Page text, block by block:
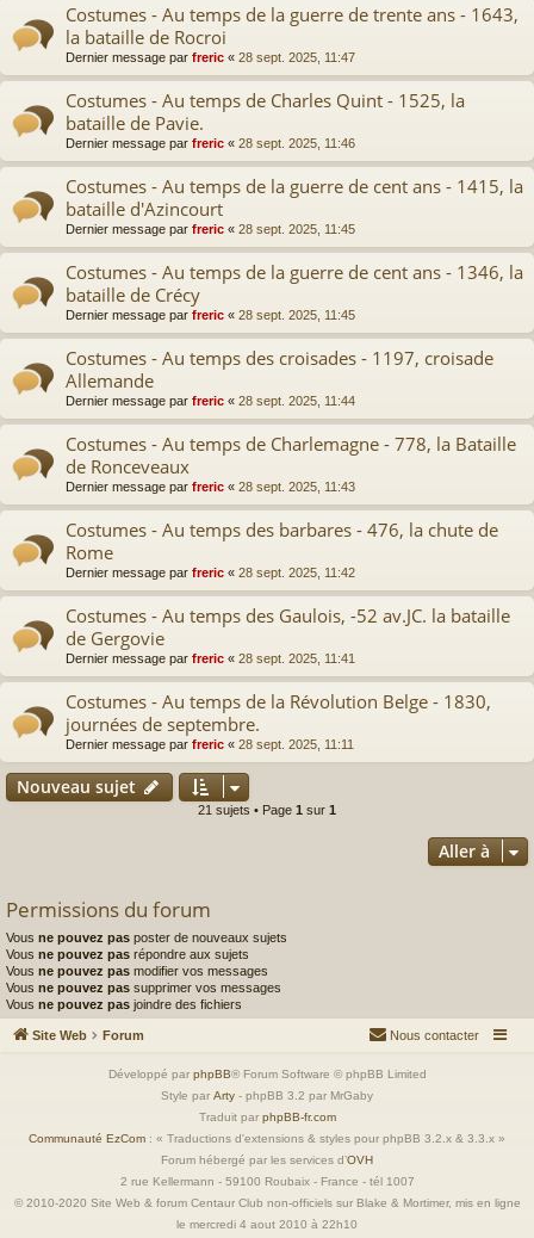
Costumes - Au temps de la guerre de trente ans - 1643,
la bataille de Rocroi
Dernier message par freric « 28 sept. 2025, 11:47
Costumes - Au temps de Charles Quint - 1525, la
bataille de Pavie.
Dernier message par freric « 28 sept. 2025, 11:46
Costumes - Au temps de la guerre de cent ans - 1415, la
bataille d'Azincourt
Dernier message par freric « 28 sept. 2025, 11:45
Costumes - Au temps de la guerre de cent ans - 1346, la
bataille de Crécy
Dernier message par freric « 28 sept. 2025, 11:45
Costumes - Au temps des croisades - 1197, croisade
Allemande
Dernier message par freric « 28 sept. 2025, 11:44
Costumes - Au temps de Charlemagne - 778, la Bataille
de Ronceveaux
Dernier message par freric « 28 sept. 2025, 11:43
Costumes - Au temps des barbares - 476, la chute de
Rome
Dernier message par freric « 28 sept. 2025, 11:42
Costumes - Au temps des Gaulois, -52 av.JC. la bataille
de Gergovie
Dernier message par freric « 28 sept. 2025, 11:41
Costumes - Au temps de la Révolution Belge - 1830,
journées de septembre.
Dernier message par freric « 28 sept. 2025, 11:11
Nouveau sujet
21 sujets • Page 1 sur 1
Aller à
Permissions du forum
Vous ne pouvez pas poster de nouveaux sujets
Vous ne pouvez pas répondre aux sujets
Vous ne pouvez pas modifier vos messages
Vous ne pouvez pas supprimer vos messages
Vous ne pouvez pas joindre des fichiers
Site Web Forum Nous contacter
Développé par phpBB® Forum Software © phpBB Limited
Style par Arty - phpBB 3.2 par MrGaby
Traduit par phpBB-fr.com
Communauté EzCom : « Traductions d'extensions & styles pour phpBB 3.2.x & 3.3.x »
Forum hébergé par les services d’OVH
2 rue Kellermann - 59100 Roubaix - France - tél 1007
© 2010-2020 Site Web & forum Centaur Club non-officiels sur Blake & Mortimer, mis en ligne
le mercredi 4 aout 2010 à 22h10